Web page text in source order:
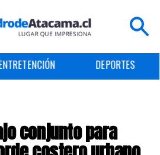
DEPORTES CULTURA
conjunto para